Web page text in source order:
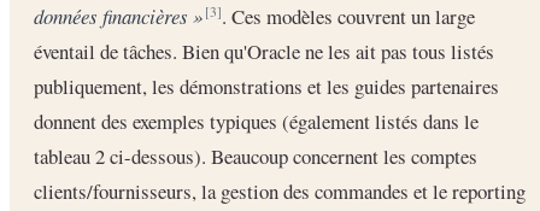
données financières » [3]. Ces modèles couvrent un large
éventail de tâches. Bien qu'Oracle ne les ait pas tous listés
publiquement, les démonstrations et les guides partenaires
donnent des exemples typiques (également listés dans le
tableau 2 ci-dessous). Beaucoup concernent les comptes
clients/fournisseurs, la gestion des commandes et le reporting